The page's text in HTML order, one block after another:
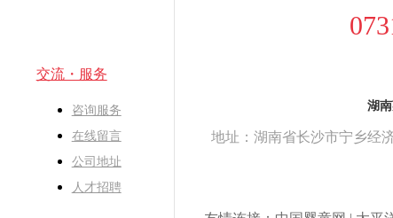
交流・服务
咨询服务
在线留言
公司地址
人才招聘
湖
地址：湖南省长沙市宁乡经